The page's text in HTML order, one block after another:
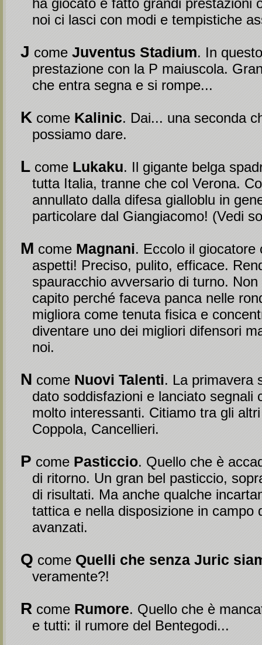
ha giocato e fatto grandi prestazioni
noi ci lasci con modi e tempistiche
J come Juventus Stadium. In
prestazione con la P maiuscola.
che entra segna e si rompe...
K come Kalinic. Dai... una seconda
possiamo dare.
L come Lukaku. Il gigante belga
tutta Italia, tranne che col Verona.
annullato dalla difesa gialloblu in
particolare dal Giangiacomo! (Vedi
M come Magnani. Eccolo il giocatore
aspetti! Preciso, pulito, efficace.
spauracchio avversario di turno. Non
capito perché faceva panca nelle
migliora come tenuta fisica e
diventare uno dei migliori difensori
noi.
N come Nuovi Talenti. La primavera
dato soddisfazioni e lanciato segnali
molto interessanti. Citiamo tra gli
Coppola, Cancellieri.
P come Pasticcio. Quello che è
di ritorno. Un gran bel pasticcio,
di risultati. Ma anche qualche
tattica e nella disposizione in campo
avanzati.
Q come Quelli che senza Juric
veramente?!
R come Rumore. Quello che è
e tutti: il rumore del Bentegodi...